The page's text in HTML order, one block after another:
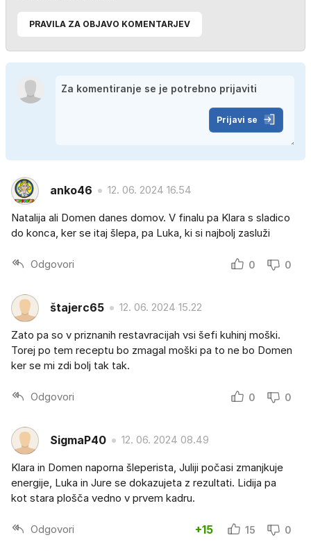
PRAVILA ZA OBJAVO KOMENTARJEV
Prijavi se
anko46 12. 06. 2024 16.54
Natalija ali Domen danes domov. V finalu pa Klara s sladico
do konca, ker se itaj šlepa, pa Luka, ki si najbolj zasluži
Odgovori 0 0
štajerc65 12. 06. 2024 15.22
Zato pa so v priznanih restavracijah vsi šefi kuhinj moški.
Torej po tem receptu bo zmagal moški pa to ne bo Domen
ker se mi zdi bolj tak tak.
Odgovori 0 0
SigmaP40 12. 06. 2024 08.49
Klara in Domen naporna šleperista, Juliji počasi zmanjkuje
energije, Luka in Jure se dokazujeta z rezultati. Lidija pa
kot stara plošča vedno v prvem kadru.
Odgovori +15 15 0